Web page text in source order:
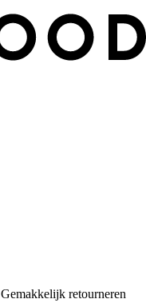
Gemakkelijk retourneren